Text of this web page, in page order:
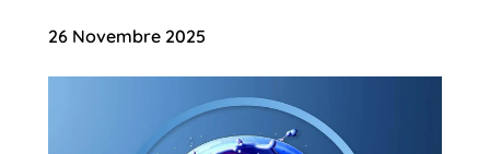
26 Novembre 2025